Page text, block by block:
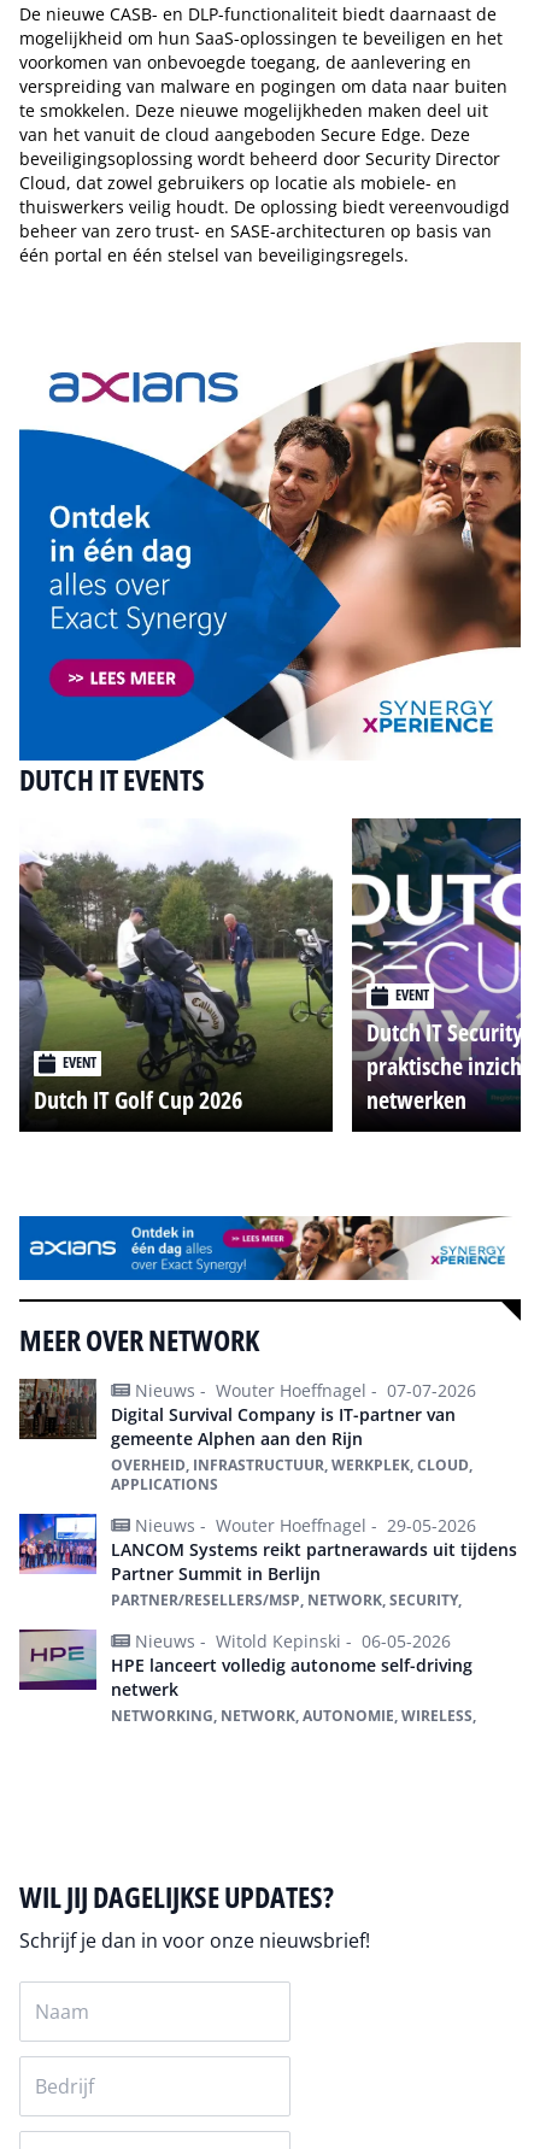
De nieuwe CASB- en DLP-functionaliteit biedt daarnaast de
mogelijkheid om hun SaaS-oplossingen te beveiligen en het
voorkomen van onbevoegde toegang, de aanlevering en
verspreiding van malware en pogingen om data naar buiten
te smokkelen. Deze nieuwe mogelijkheden maken deel uit
van het vanuit de cloud aangeboden Secure Edge. Deze
beveiligingsoplossing wordt beheerd door Security Director
Cloud, dat zowel gebruikers op locatie als mobiele- en
thuiswerkers veilig houdt. De oplossing biedt vereenvoudigd
beheer van zero trust- en SASE-architecturen op basis van
één portal en één stelsel van beveiligingsregels.
DUTCH IT EVENTS
EVENT
Dutch IT Golf Cup 2026
EVENT
Dutch IT Security
praktische
netwerken
MEER OVER NETWORK
Nieuws - Wouter Hoeffnagel - 07-07-2026
Digital Survival Company is IT-partner van
gemeente Alphen aan den Rijn
OVERHEID, INFRASTRUCTUUR, WERKPLEK, CLOUD,
APPLICATIONS
Nieuws - Wouter Hoeffnagel - 29-05-2026
LANCOM Systems reikt partnerawards uit tijdens
Partner Summit in Berlijn
PARTNER/RESELLERS/MSP, NETWORK, SECURITY,
Nieuws - Witold Kepinski - 06-05-2026
HPE lanceert volledig autonome self-driving
netwerk
NETWORKING, NETWORK, AUTONOMIE, WIRELESS,
WIL JIJ DAGELIJKSE UPDATES?
Schrijf je dan in voor onze nieuwsbrief!